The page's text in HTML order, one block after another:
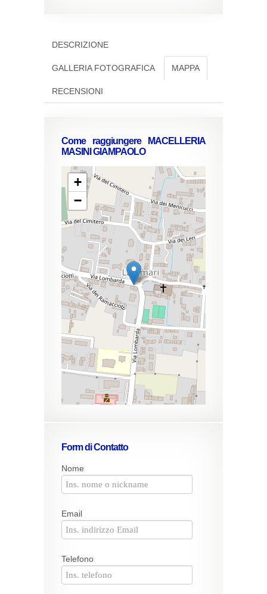
DESCRIZIONE
GALLERIA FOTOGRAFICA MAPPA
RECENSIONI
Come raggiungere MACELLERIA
MASINI GIAMPAOLO
+
−
Form di Contatto
Nome
Email
Telefono